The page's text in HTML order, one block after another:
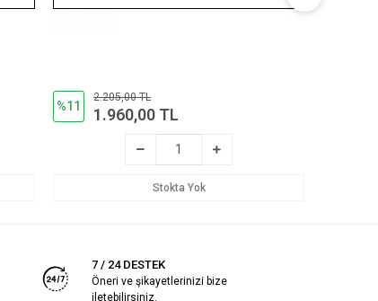
%11
2.205,00 TL
1.960,00 TL
Stokta Yok
7 / 24 DESTEK
Öneri ve şikayetlerinizi bize
iletebilirsiniz.